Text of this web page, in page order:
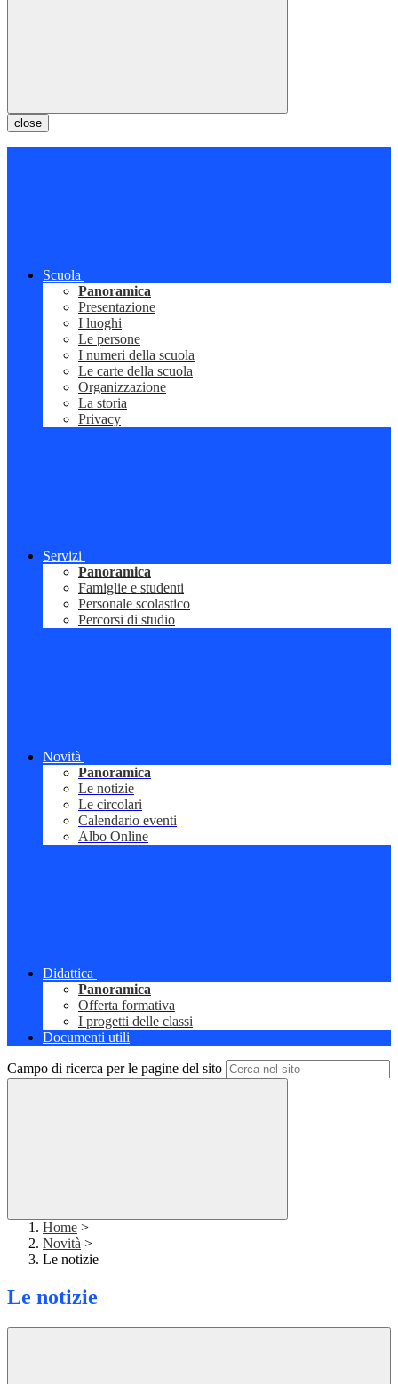
close
Scuola
Panoramica
Presentazione
I luoghi
Le persone
I numeri della scuola
Le carte della scuola
Organizzazione
La storia
Privacy
Servizi
Panoramica
Famiglie e studenti
Personale scolastico
Percorsi di studio
Novità
Panoramica
Le notizie
Le circolari
Calendario eventi
Albo Online
Didattica
Panoramica
Offerta formativa
I progetti delle classi
Documenti utili
Campo di ricerca per le pagine del sito
Home >
Novità >
Le notizie
Le notizie